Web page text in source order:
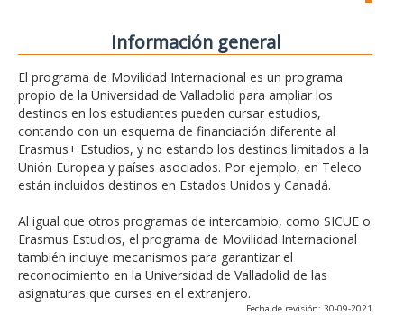
Información general
El programa de Movilidad Internacional es un programa
propio de la Universidad de Valladolid para ampliar los
destinos en los estudiantes pueden cursar estudios,
contando con un esquema de financiación diferente al
Erasmus+ Estudios, y no estando los destinos limitados a la
Unión Europea y países asociados. Por ejemplo, en Teleco
están incluidos destinos en Estados Unidos y Canadá.
Al igual que otros programas de intercambio, como SICUE o
Erasmus Estudios, el programa de Movilidad Internacional
también incluye mecanismos para garantizar el
reconocimiento en la Universidad de Valladolid de las
asignaturas que curses en el extranjero.
Fecha de revisión: 30-09-2021